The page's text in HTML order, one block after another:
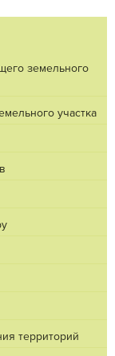
земельного
участка
территорий